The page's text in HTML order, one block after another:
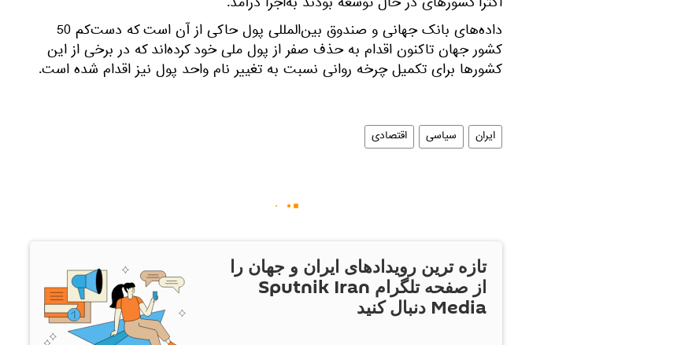
داده‌های بانک جهانی و صندوق بین‌المللی پول حاکی از آن است که دست‌کم 50
کشور جهان تاکنون اقدام به حذف صفر از پول ملی خود کرده‌اند که در برخی از این
کشورها برای تکمیل چرخه روانی نسبت به تغییر نام واحد پول نیز اقدام شده است.
ایران سیاسی اقتصادی
تازه ترین رویدادهای ایران و جهان را
از صفحه تلگرام Sputnik Iran
Media دنبال کنید